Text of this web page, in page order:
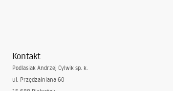
Kontakt
Podlasiak Andrzej Cylwik sp. k.
ul. Przędzalniana 60